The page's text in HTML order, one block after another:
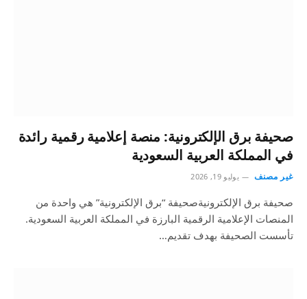
صحيفة برق الإلكترونية: منصة إعلامية رقمية رائدة
في المملكة العربية السعودية
غير مصنف يوليو 19, 2026
صحيفة برق الإلكترونيةصحيفة “برق الإلكترونية” هي واحدة من
المنصات الإعلامية الرقمية البارزة في المملكة العربية السعودية.
تأسست الصحيفة بهدف تقديم…